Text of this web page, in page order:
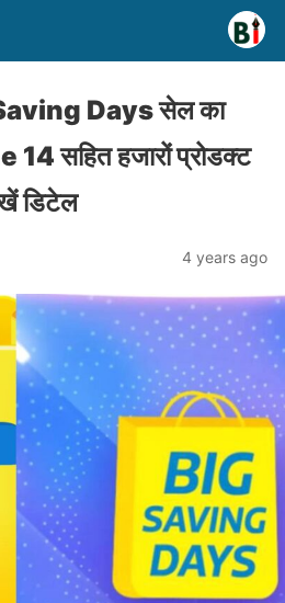
Days सेल का
14 सहित हजारों प्रोडक्ट
डिटेल
4 years ago